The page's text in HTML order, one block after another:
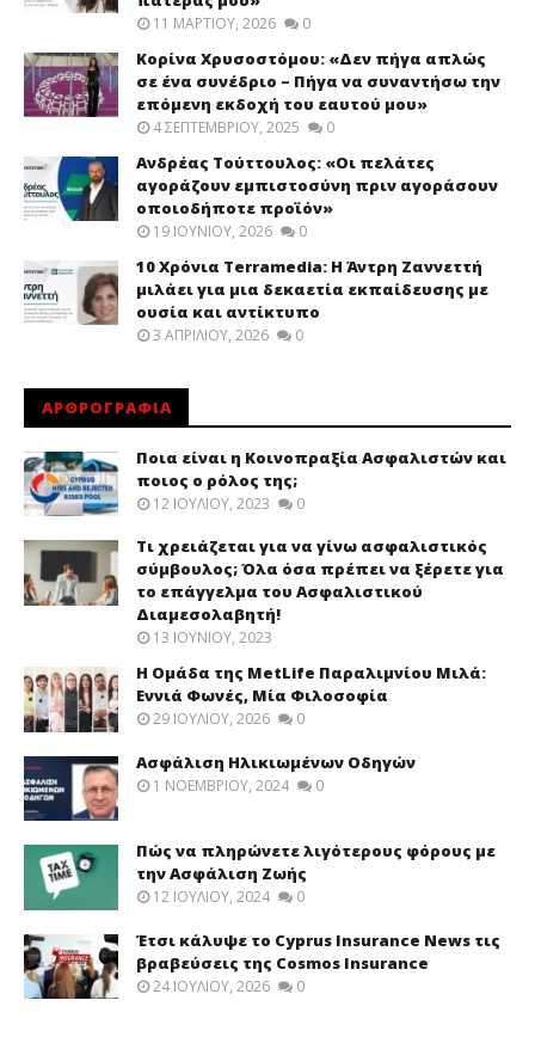
11 ΜΑΡΤΊΟΥ, 2026 0
Κορίνα Χρυσοστόμου: «Δεν πήγα απλώς
σε ένα συνέδριο – Πήγα να συναντήσω την
επόμενη εκδοχή του εαυτού μου»
4 ΣΕΠΤΕΜΒΡΊΟΥ, 2025 0
Ανδρέας Τούττουλος: «Οι πελάτες
αγοράζουν εμπιστοσύνη πριν αγοράσουν
οποιοδήποτε προϊόν»
19 ΙΟΥΝΊΟΥ, 2026 0
10 Χρόνια Terramedia: Η Άντρη Ζαννεττή
μιλάει για μια δεκαετία εκπαίδευσης με
ουσία και αντίκτυπο
3 ΑΠΡΙΛΊΟΥ, 2026 0
ΑΡΘΡΟΓΡΑΦΙΑ
Ποια είναι η Κοινοπραξία Ασφαλιστών και
ποιος ο ρόλος της;
12 ΙΟΥΛΊΟΥ, 2023 0
Τι χρειάζεται για να γίνω ασφαλιστικός
σύμβουλος; Όλα όσα πρέπει να ξέρετε για
το επάγγελμα του Ασφαλιστικού
Διαμεσολαβητή!
13 ΙΟΥΝΊΟΥ, 2023
Η Ομάδα της MetLife Παραλιμνίου Μιλά:
Εννιά Φωνές, Μία Φιλοσοφία
29 ΙΟΥΛΊΟΥ, 2026 0
Ασφάλιση Ηλικιωμένων Οδηγών
1 ΝΟΕΜΒΡΊΟΥ, 2024 0
Πώς να πληρώνετε λιγότερους φόρους με
την Ασφάλιση Ζωής
12 ΙΟΥΛΊΟΥ, 2024 0
Έτσι κάλυψε το Cyprus Insurance News τις
βραβεύσεις της Cosmos Insurance
24 ΙΟΥΛΊΟΥ, 2026 0